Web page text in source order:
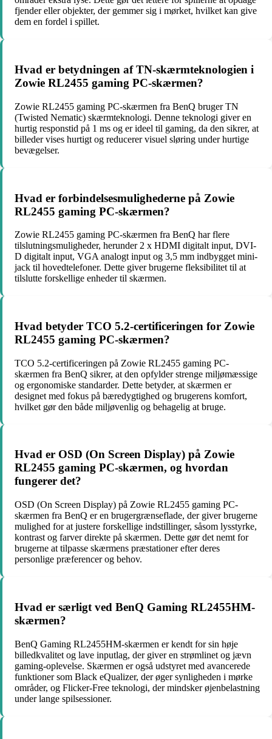
fjender eller objekter, der gemmer sig i mørket, hvilket kan give
dem en fordel i spillet.
Hvad er betydningen af TN-skærmteknologien i
Zowie RL2455 gaming PC-skærmen?
Zowie RL2455 gaming PC-skærmen fra BenQ bruger TN
(Twisted Nematic) skærmteknologi. Denne teknologi giver en
hurtig responstid på 1 ms og er ideel til gaming, da den sikrer, at
billeder vises hurtigt og reducerer visuel sløring under hurtige
bevægelser.
Hvad er forbindelsesmulighederne på Zowie
RL2455 gaming PC-skærmen?
Zowie RL2455 gaming PC-skærmen fra BenQ har flere
tilslutningsmuligheder, herunder 2 x HDMI digitalt input, DVI-
D digitalt input, VGA analogt input og 3,5 mm indbygget mini-
jack til hovedtelefoner. Dette giver brugerne fleksibilitet til at
tilslutte forskellige enheder til skærmen.
Hvad betyder TCO 5.2-certificeringen for Zowie
RL2455 gaming PC-skærmen?
TCO 5.2-certificeringen på Zowie RL2455 gaming PC-
skærmen fra BenQ sikrer, at den opfylder strenge miljømæssige
og ergonomiske standarder. Dette betyder, at skærmen er
designet med fokus på bæredygtighed og brugerens komfort,
hvilket gør den både miljøvenlig og behagelig at bruge.
Hvad er OSD (On Screen Display) på Zowie
RL2455 gaming PC-skærmen, og hvordan
fungerer det?
OSD (On Screen Display) på Zowie RL2455 gaming PC-
skærmen fra BenQ er en brugergrænseflade, der giver brugerne
mulighed for at justere forskellige indstillinger, såsom lysstyrke,
kontrast og farver direkte på skærmen. Dette gør det nemt for
brugerne at tilpasse skærmens præstationer efter deres
personlige præferencer og behov.
Hvad er særligt ved BenQ Gaming RL2455HM-
skærmen?
BenQ Gaming RL2455HM-skærmen er kendt for sin høje
billedkvalitet og lave inputlag, der giver en strømlinet og jævn
gaming-oplevelse. Skærmen er også udstyret med avancerede
funktioner som Black eQualizer, der øger synligheden i mørke
områder, og Flicker-Free teknologi, der mindsker øjenbelastning
under lange spilsessioner.